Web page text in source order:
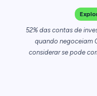
52% das contas de
quando negoceiam
considerar se pode